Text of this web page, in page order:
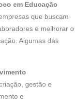
em Educação
que buscam
e melhorar o
Algumas das
gestão e
e